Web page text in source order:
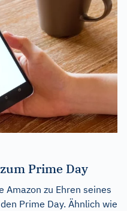
Prime Day
zu Ehren seines
Prime Day. Ähnlich wie